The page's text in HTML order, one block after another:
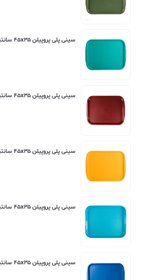
سینی پلی پروپیلن ۴۵x۳۵ سانتیمتری سبز آبی کیچن تک
سینی پلی پروپیلن ۴۵x۳۵ سانتیمتری زرشکی کیچن تک
سینی پلی پروپیلن ۴۵x۳۵ سانتیمتری زرد کیچن تک
سینی پلی پروپیلن ۴۵x۳۵ سانتیمتری آبی کیچن تک
سینی پلی پروپیلن ۴۵x۳۵ سانتیمتری آبی تیره کیچن تک